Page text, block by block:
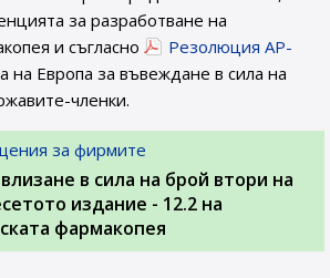
за разработване на
и съгласно
Резолюция AP-
на Европа за въвеждане в сила на
членки.
за фирмите
в сила на брой втори на
издание - 12.2 на
фармакопея